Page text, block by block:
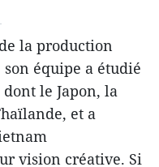
la production
équipe a étudié
le Japon, la
et a
vision créative. Si